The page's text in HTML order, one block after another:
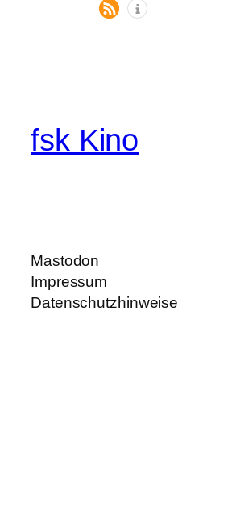
fsk Kino
Mastodon
Impressum
Datenschutzhinweise